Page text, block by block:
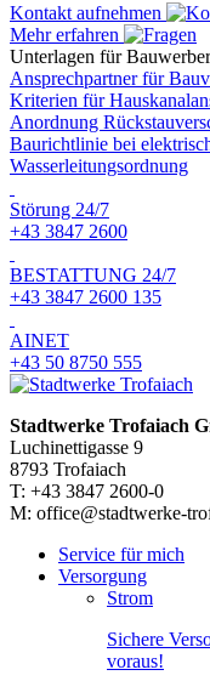
Kontakt aufnehmen
Mehr erfahren
Unterlagen für
Ansprechpartner für
Kriterien für
Anordnung
Baurichtlinie bei
Wasserleitungsordnung
Störung 24/7
+43 3847 2600
BESTATTUNG 24/7
+43 3847 2600 135
AINET
+43 50 8750 555
Stadtwerke Trofaiach
Luchinettigasse 9
8793 Trofaiach
T: +43 3847 2600-0
M: office@stadtwerke-
Service für mich
Versorgung
Strom
Sichere
voraus!